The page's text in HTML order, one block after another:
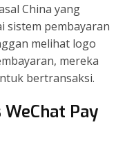
China yang
sistem pembayaran
melihat logo
mereka
bertransaksi.
Pay